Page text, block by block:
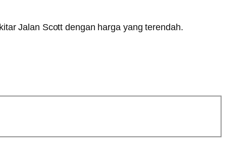
Jalan Scott dengan harga yang terendah.